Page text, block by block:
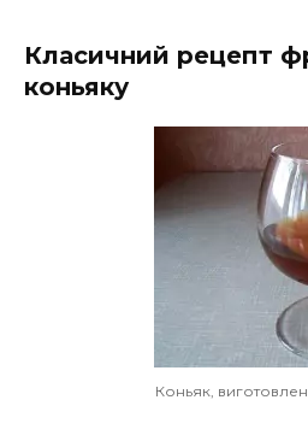
Класичний рецепт
коньяку
Коньяк,